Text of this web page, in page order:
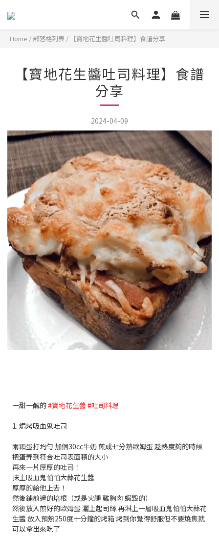
Home / 部落格列表 / 【寶地花生醬吐司料理】食譜分享
【寶地花生醬吐司料理】食譜
分享
2024-04-09
一甜一鹹的#寶地花生醬 #吐司料理
1. 焗烤吸血鬼吐司
兩顆蛋打均勻 加個30cc牛奶 煎成七分熟歐姆蛋 趁熱度夠的時候
把蛋弄到符合吐司表面積的大小
再來一片厚厚的吐司！
抹上吸血鬼怕怕大蒜花生醬
厚厚的給他上去！
然後鋪煎過的培根（或是火腿 雞胸肉 蝦毀的）
然後放入煎好的歐姆蛋 灑上起司絲 再淋上一層吸血鬼怕怕大蒜花
生醬 放入預熱250度十分鐘的烤箱 烤到你覺得舒服但不要燒焦就
可以拿出來吃了